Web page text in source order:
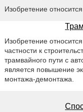
Изобретение
Изобретение
частности к
трамвайного пути с
является повышение
монтажа-демонтажа.